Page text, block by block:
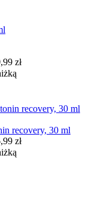
zł
recovery, 30 ml
zł